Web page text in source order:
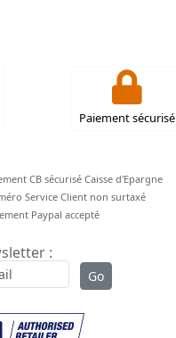
Paiement sécurisé
Paiement CB sécurisé Caisse d'Epargne
Service Client non surtaxé
Paypal accepté
: